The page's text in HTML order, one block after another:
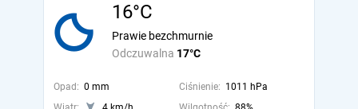
16°C
Odczuwalna 17°C
Prawie bezchmurnie
Opad: 0 mm Ciśnienie: 1011 hPa